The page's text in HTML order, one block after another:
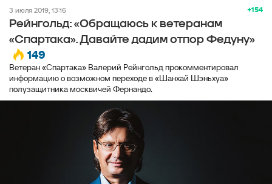
+154
3 июля 2019, 13:16
Рейнгольд: «Обращаюсь к ветеранам
«Спартака». Давайте дадим отпор Федуну»
149
Ветеран «Спартака» Валерий Рейнгольд прокомментировал
информацию о возможном переходе в «Шанхай Шэньхуа»
полузащитника москвичей Фернандо.